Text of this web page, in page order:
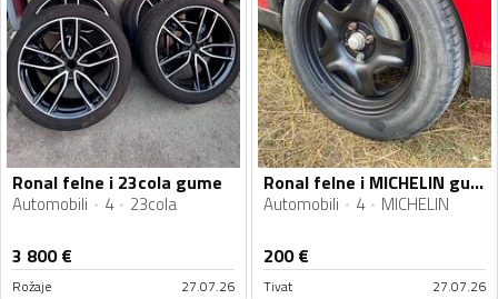
Ronal felne i 23cola gume
Automobili 4 23cola
3 800€
Rožaje 27.07.26
Ronal felne i MICHELIN gume
Automobili 4 MICHELIN
200€
Tivat 27.07.26